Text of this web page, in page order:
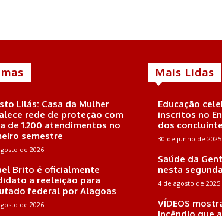
Lilás: Casa da Mulher
rede de proteção com
de 1.200 atendimentos no
semestre
de 2026
Brito é oficialmente
a reeleição para
federal por Alagoas
de 2026
Mais Lidas
Educação
inscritos no
dos
30 de junho de 2025
Saúde da
nesta
4 de agosto de 2025
VÍDEOS